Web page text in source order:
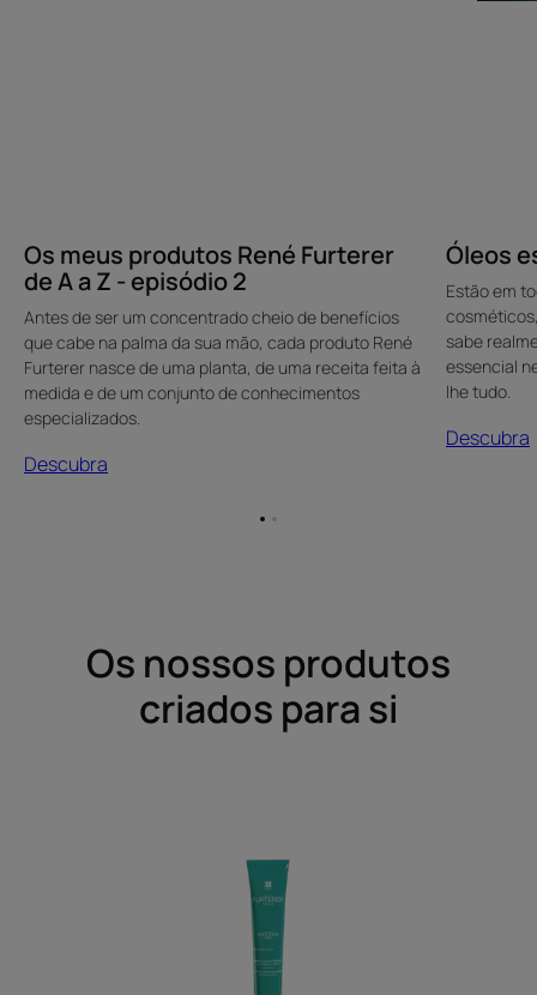
Os meus produtos René Furterer
de A a Z - episódio 2
Antes de ser um concentrado cheio de benefícios
que cabe na palma da sua mão, cada produto René
Furterer nasce de uma planta, de uma receita feita à
medida e de um conjunto de conhecimentos
especializados.
Descubra
Óleos
Estão em
sabe
essencial
lhe tudo.
Descubra
IrIr
Os nossos produtos
criados para si
Refrescante